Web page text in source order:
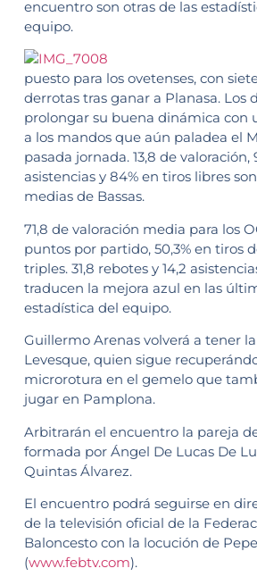
encuentro son otras de las
equipo.
puesto para los ovetenses, con
derrotas tras ganar a Planasa. Los
prolongar su buena dinámica con
a los mandos que aún paladea el
pasada jornada. 13,8 de valoración,
asistencias y 84% en tiros libres
medias de Bassas.
71,8 de valoración media para los
puntos por partido, 50,3% en tiros
triples. 31,8 rebotes y 14,2
traducen la mejora azul en las
estadística del equipo.
Guillermo Arenas volverá a tener
Levesque, quien sigue
microrotura en el gemelo que
jugar en Pamplona.
Arbitrarán el encuentro la pareja
formada por Ángel De Lucas De
Quintas Álvarez.
El encuentro podrá seguirse en
de la televisión oficial de la
Baloncesto con la locución de
(www.febtv.com).